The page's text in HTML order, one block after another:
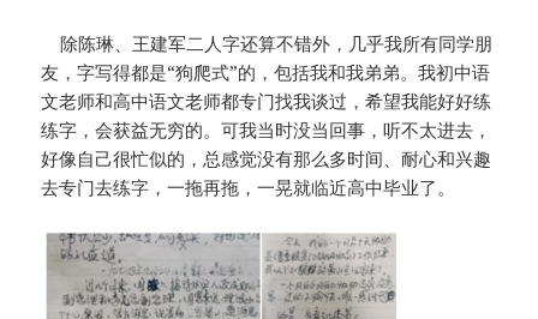
除陈琳、王建军二人字还算不错外，几乎我所有同学朋
友，字写得都是“狗爬式”的，包括我和我弟弟。我初中语
文老师和高中语文老师都专门找我谈过，希望我能好好练
练字，会获益无穷的。可我当时没当回事，听不太进去，
好像自己很忙似的，总感觉没有那么多时间、耐心和兴趣
去专门去练字，一拖再拖，一晃就临近高中毕业了。